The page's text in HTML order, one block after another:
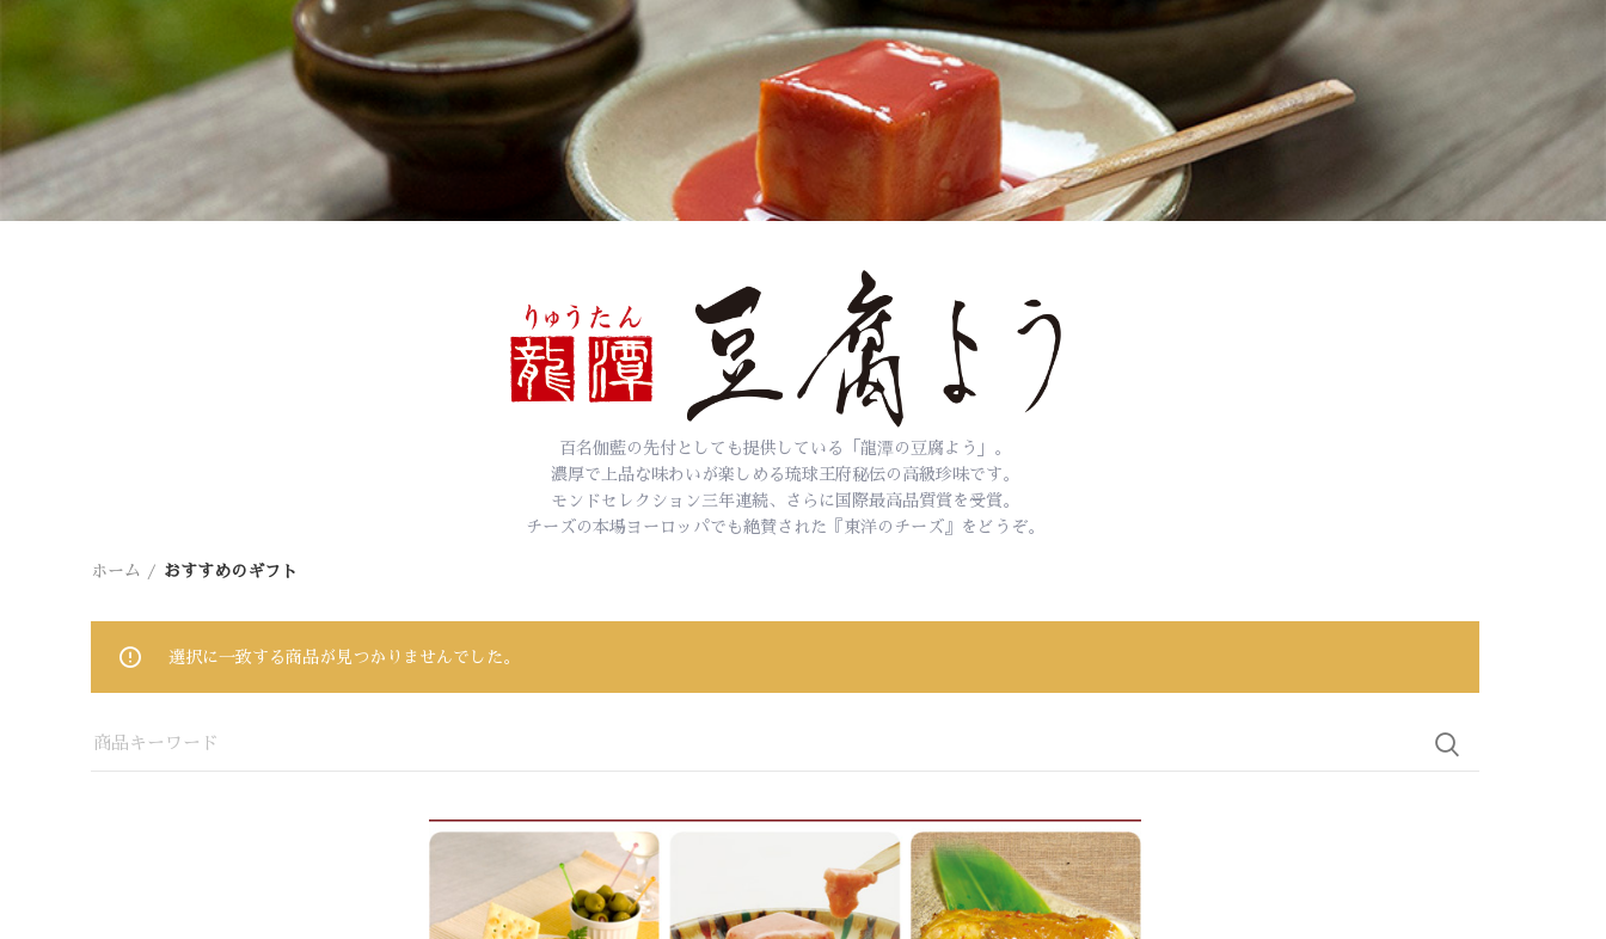
百名伽藍の先付としても提供している「龍潭の豆腐よう」。
濃厚で上品な味わいが楽しめる琉球王府秘伝の高級珍味です。
モンドセレクション三年連続、さらに国際最高品質賞を受賞。
チーズの本場ヨーロッパでも絶賛された『東洋のチーズ』をどうぞ。
ホーム おすすめのギフト
選択に一致する商品が見つかりませんでした。